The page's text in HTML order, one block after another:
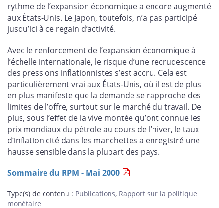
rythme de l’expansion économique a encore augmenté
aux États-Unis. Le Japon, toutefois, n’a pas participé
jusqu’ici à ce regain d’activité.
Avec le renforcement de l’expansion économique à
l’échelle internationale, le risque d’une recrudescence
des pressions inflationnistes s’est accru. Cela est
particulièrement vrai aux États-Unis, où il est de plus
en plus manifeste que la demande se rapproche des
limites de l’offre, surtout sur le marché du travail. De
plus, sous l’effet de la vive montée qu’ont connue les
prix mondiaux du pétrole au cours de l’hiver, le taux
d’inflation cité dans les manchettes a enregistré une
hausse sensible dans la plupart des pays.
Sommaire du RPM - Mai 2000
Type(s) de contenu : Publications, Rapport sur la politique
monétaire